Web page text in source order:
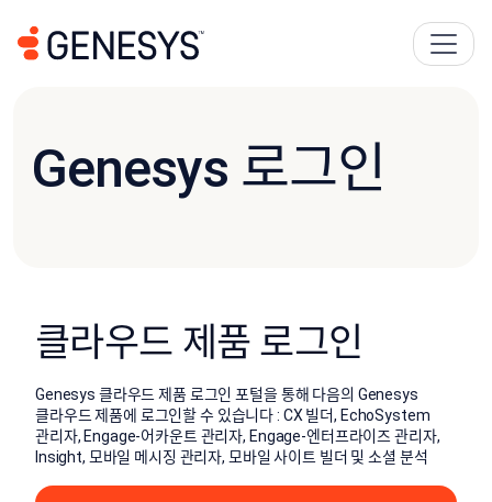
Genesys 로그인
클라우드 제품 로그인
Genesys 클라우드 제품 로그인 포털을 통해 다음의 Genesys
클라우드 제품에 로그인할 수 있습니다 : CX 빌더, EchoSystem
관리자, Engage-어카운트 관리자, Engage-엔터프라이즈 관리자,
Insight, 모바일 메시징 관리자, 모바일 사이트 빌더 및 소셜 분석